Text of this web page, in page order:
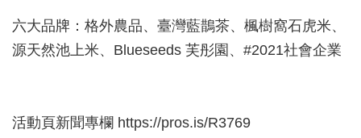
六大品牌：格外農品、臺灣藍鵲茶、楓樹窩石虎米、
源天然池上米、Blueseeds 芙彤園、#2021社會企業
活動頁新聞專欄 https://pros.is/R3769